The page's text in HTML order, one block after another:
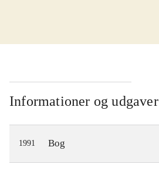
Informationer og udgaver
1991 Bog